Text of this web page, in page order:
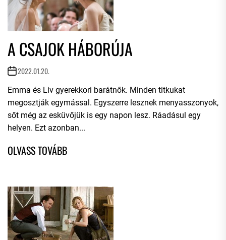
A CSAJOK HÁBORÚJA
2022.01.20.
Emma és Liv gyerekkori barátnők. Minden titkukat
megosztják egymással. Egyszerre lesznek menyasszonyok,
sőt még az esküvőjük is egy napon lesz. Ráadásul egy
helyen. Ezt azonban...